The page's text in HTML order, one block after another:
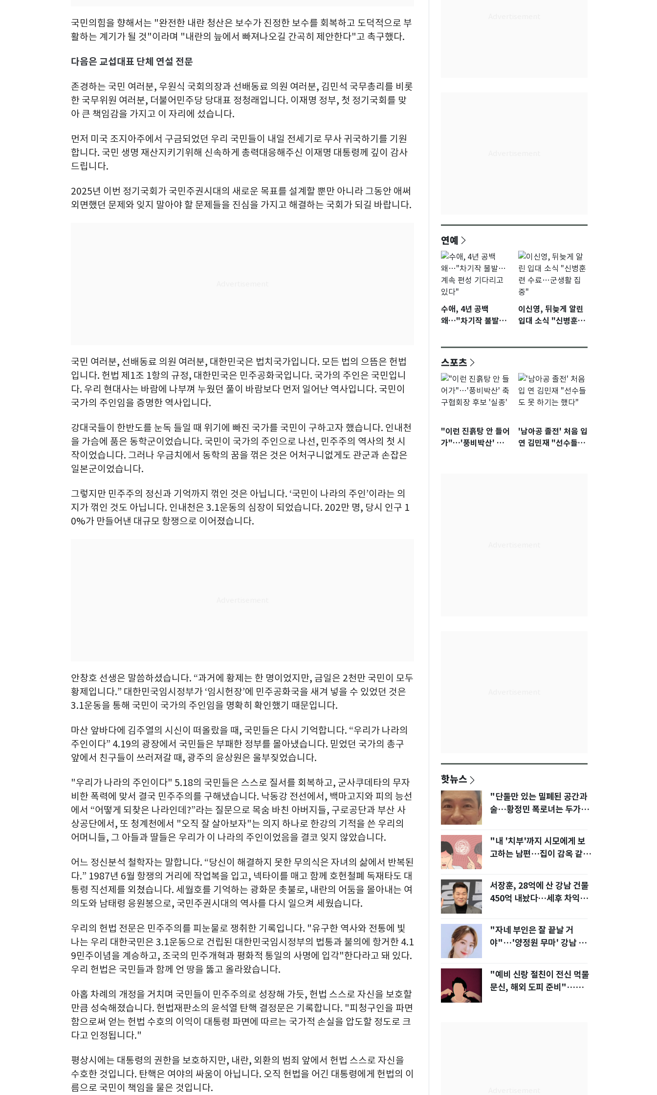
국민의힘을 향해서는 "완전한 내란 청산은 보수가 진정한 보수를 회복하고 도덕적으로 부
활하는 계기가 될 것"이라며 "내란의 늪에서 빠져나오길 간곡히 제안한다"고 촉구했다.
다음은 교섭대표 단체 연설 전문
존경하는 국민 여러분, 우원식 국회의장과 선배동료 의원 여러분, 김민석 국무총리를 비롯
한 국무위원 여러분, 더불어민주당 당대표 정청래입니다. 이재명 정부, 첫 정기국회를 맞
아 큰 책임감을 가지고 이 자리에 섰습니다.
먼저 미국 조지아주에서 구금되었던 우리 국민들이 내일 전세기로 무사 귀국하기를 기원
합니다. 국민 생명 재산지키기위해 신속하게 총력대응해주신 이재명 대통령께 깊이 감사
드립니다.
2025년 이번 정기국회가 국민주권시대의 새로운 목표를 설계할 뿐만 아니라 그동안 애써
외면했던 문제와 잊지 말아야 할 문제들을 진심을 가지고 해결하는 국회가 되길 바랍니다.
국민 여러분, 선배동료 의원 여러분, 대한민국은 법치국가입니다. 모든 법의 으뜸은 헌법
입니다. 헌법 제1조 1항의 규정, 대한민국은 민주공화국입니다. 국가의 주인은 국민입니
다. 우리 현대사는 바람에 나부껴 누웠던 풀이 바람보다 먼저 일어난 역사입니다. 국민이
국가의 주인임을 증명한 역사입니다.
강대국들이 한반도를 눈독 들일 때 위기에 빠진 국가를 국민이 구하고자 했습니다. 인내천
을 가슴에 품은 동학군이었습니다. 국민이 국가의 주인으로 나선, 민주주의 역사의 첫 시
작이었습니다. 그러나 우금치에서 동학의 꿈을 꺾은 것은 어처구니없게도 관군과 손잡은
일본군이었습니다.
그렇지만 민주주의 정신과 기억까지 꺾인 것은 아닙니다. ‘국민이 나라의 주인’이라는 의
지가 꺾인 것도 아닙니다. 인내천은 3.1운동의 심장이 되었습니다. 202만 명, 당시 인구 1
0%가 만들어낸 대규모 항쟁으로 이어졌습니다.
안창호 선생은 말씀하셨습니다. “과거에 황제는 한 명이었지만, 금일은 2천만 국민이 모두
황제입니다.” 대한민국임시정부가 ‘임시헌장’에 민주공화국을 새겨 넣을 수 있었던 것은
3.1운동을 통해 국민이 국가의 주인임을 명확히 확인했기 때문입니다.
마산 앞바다에 김주열의 시신이 떠올랐을 때, 국민들은 다시 기억합니다. “우리가 나라의
주인이다” 4.19의 광장에서 국민들은 부패한 정부를 몰아냈습니다. 믿었던 국가의 총구
앞에서 친구들이 쓰러져갈 때, 광주의 윤상원은 울부짖었습니다.
"우리가 나라의 주인이다" 5.18의 국민들은 스스로 질서를 회복하고, 군사쿠데타의 무자
비한 폭력에 맞서 결국 민주주의를 구해냈습니다. 낙동강 전선에서, 백마고지와 피의 능선
에서 “어떻게 되찾은 나라인데?”라는 질문으로 목숨 바친 아버지들, 구로공단과 부산 사
상공단에서, 또 청계천에서 "오직 잘 살아보자"는 의지 하나로 한강의 기적을 쓴 우리의
어머니들, 그 아들과 딸들은 우리가 이 나라의 주인이었음을 결코 잊지 않았습니다.
어느 정신분석 철학자는 말합니다. “당신이 해결하지 못한 무의식은 자녀의 삶에서 반복된
다.” 1987년 6월 항쟁의 거리에 작업복을 입고, 넥타이를 매고 함께 호헌철폐 독재타도 대
통령 직선제를 외쳤습니다. 세월호를 기억하는 광화문 촛불로, 내란의 어둠을 몰아내는 여
의도와 남태령 응원봉으로, 국민주권시대의 역사를 다시 일으켜 세웠습니다.
우리의 헌법 전문은 민주주의를 피눈물로 쟁취한 기록입니다. "유구한 역사와 전통에 빛
나는 우리 대한국민은 3.1운동으로 건립된 대한민국임시정부의 법통과 불의에 항거한 4.1
9민주이념을 계승하고, 조국의 민주개혁과 평화적 통일의 사명에 입각"한다라고 돼 있다.
우리 헌법은 국민들과 함께 언 땅을 뚫고 올라왔습니다.
아홉 차례의 개정을 거치며 국민들이 민주주의로 성장해 가듯, 헌법 스스로 자신을 보호할
만큼 성숙해졌습니다. 헌법재판소의 윤석열 탄핵 결정문은 기록합니다. "피청구인을 파면
함으로써 얻는 헌법 수호의 이익이 대통령 파면에 따르는 국가적 손실을 압도할 정도로 크
다고 인정됩니다."
평상시에는 대통령의 권한을 보호하지만, 내란, 외환의 범죄 앞에서 헌법 스스로 자신을
수호한 것입니다. 탄핵은 여야의 싸움이 아닙니다. 오직 헌법을 어긴 대통령에게 헌법의 이
름으로 국민이 책임을 물은 것입니다.
연예
수애, 4년 공백
왜…"차기작 불발…
있다"
이신영, 뒤늦게 알린
입대 소식 "신병훈련
스포츠
"이런 진흙탕 안 들어
가"…'풍비박산' 축
'남아공 졸전' 처음 입
연 김민재 "선수들도
핫뉴스
"단둘만 있는 밀폐된 공간과
술…황정민 폭로녀는 두가지
"내 '치부'까지 시모에게 보
고하는 남편…집이 감옥 같
서장훈, 28억에 산 강남 건물
450억 내놨다…세후 차익
"자네 부인은 잘 끝날 거
야"…'양정원 무마' 강남 경
"예비 신랑 절친이 전신 먹물
문신, 해외 도피 준비"…예비